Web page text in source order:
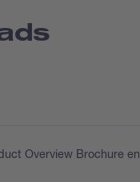
Overview Brochure en